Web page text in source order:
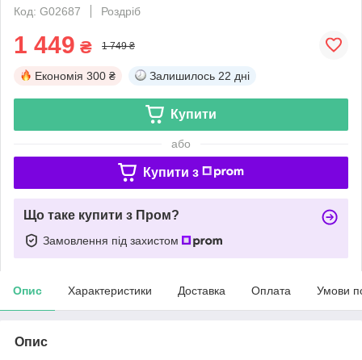
Код: G02687
Роздріб
1 449 ₴ 1 749 ₴
Економія 300 ₴ Залишилось 22 дні
Купити
або
Купити з
Що таке купити з Пром?
Замовлення під захистом
Опис Характеристики Доставка Оплата Умови
Опис